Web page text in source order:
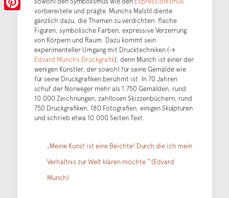
vorbereitete und prägte. Munchs Malstil diente
gänzlich dazu, die Themen zu verdichten: flache
Figuren, symbolische Farben, expressive Verzerrung
von Körpern und Raum. Dazu kommt sein
experimenteller Umgang mit Drucktechniken (→
Edvard Munchs Druckgrafik), denn Munch ist einer der
wenigen Künstler, der sowohl für seine Gemälde wie
für seine Druckgrafiken berühmt ist. In 70 Jahren
schuf der Norweger mehr als 1.750 Gemälden, rund
10.000 Zeichnungen, zahllosen Skizzenbüchern, rund
750 Druckgrafiken, 180 Fotografien, einigen Skulpturen
und schrieb etwa 10.000 Seiten Text.
„Meine Kunst ist eine Beichte! Durch die ich mein
Verhältnis zur Welt klären möchte.“ (Edvard
Munch)